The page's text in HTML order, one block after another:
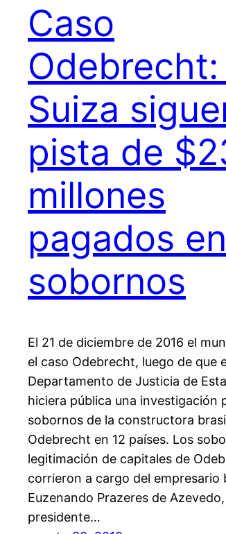
Caso
Odebrecht:
Suiza
pista de
millones
pagados en
sobornos
El 21 de diciembre de 2016 el
el caso Odebrecht, luego de que
Departamento de Justicia de
hiciera pública una investigación
sobornos de la constructora
Odebrecht en 12 países. Los
legitimación de capitales de
corrieron a cargo del empresario
Euzenando Prazeres de Azevedo,
presidente…